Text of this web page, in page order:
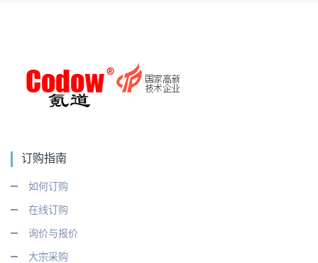
订购指南
如何订购
在线订购
询价与报价
大宗采购